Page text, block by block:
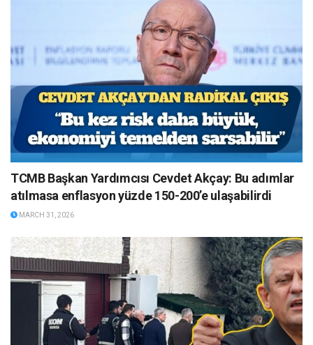
TCMB Başkan Yardımcısı Cevdet Akçay: Bu adımlar
atılmasa enflasyon yüzde 150-200’e ulaşabilirdi
MARCH 31, 2026